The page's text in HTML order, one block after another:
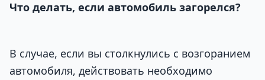
Что делать, если автомобиль загорелся?
В случае, если вы столкнулись с возгоранием
автомобиля, действовать необходимо